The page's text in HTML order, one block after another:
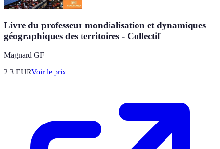
Livre du professeur mondialisation et dynamiques
géographiques des territoires - Collectif
Magnard GF
2.3 EURVoir le prix